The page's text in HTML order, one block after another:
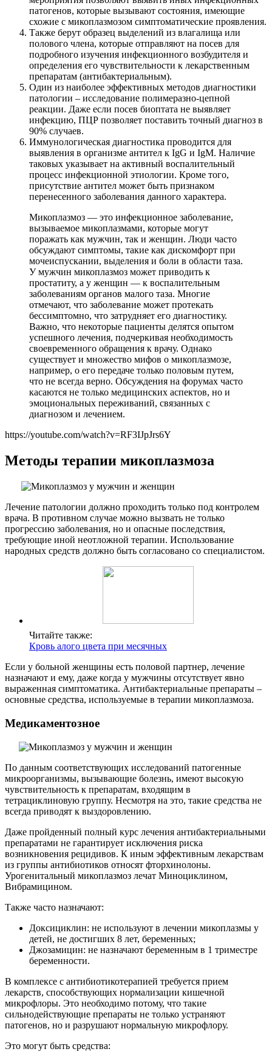
патогенов, которые вызывают состояния, имеющие
схожие с микоплазмозом симптоматические проявления.
Также берут образец выделений из влагалища или
полового члена, которые отправляют на посев для
подробного изучения инфекционного возбудителя и
определения его чувствительности к лекарственным
препаратам (антибактериальным).
Один из наиболее эффективных методов диагностики
патологии – исследование полимеразно-цепной
реакции. Даже если посев биоптата не выявляет
инфекцию, ПЦР позволяет поставить точный диагноз в
90% случаев.
Иммунологическая диагностика проводится для
выявления в организме антител к IgG и IgM. Наличие
таковых указывает на активный воспалительный
процесс инфекционной этиологии. Кроме того,
присутствие антител может быть признаком
перенесенного заболевания данного характера.
Микоплазмоз — это инфекционное заболевание,
вызываемое микоплазмами, которые могут
поражать как мужчин, так и женщин. Люди часто
обсуждают симптомы, такие как дискомфорт при
мочеиспускании, выделения и боли в области таза.
У мужчин микоплазмоз может приводить к
простатиту, а у женщин — к воспалительным
заболеваниям органов малого таза. Многие
отмечают, что заболевание может протекать
бессимптомно, что затрудняет его диагностику.
Важно, что некоторые пациенты делятся опытом
успешного лечения, подчеркивая необходимость
своевременного обращения к врачу. Однако
существует и множество мифов о микоплазмозе,
например, о его передаче только половым путем,
что не всегда верно. Обсуждения на форумах часто
касаются не только медицинских аспектов, но и
эмоциональных переживаний, связанных с
диагнозом и лечением.
https://youtube.com/watch?v=RF3IJpJrs6Y
Методы терапии микоплазмоза
Лечение патологии должно проходить только под контролем
врача. В противном случае можно вызвать не только
прогрессию заболевания, но и опасные последствия,
требующие иной неотложной терапии. Использование
народных средств должно быть согласовано со специалистом.
Читайте также:
Кровь алого цвета при месячных
Если у больной женщины есть половой партнер, лечение
назначают и ему, даже когда у мужчины отсутствует явно
выраженная симптоматика. Антибактериальные препараты –
основные средства, используемые в терапии микоплазмоза.
Медикаментозное
По данным соответствующих исследований патогенные
микроорганизмы, вызывающие болезнь, имеют высокую
чувствительность к препаратам, входящим в
тетрациклиновую группу. Несмотря на это, такие средства не
всегда приводят к выздоровлению.
Даже пройденный полный курс лечения антибактериальными
препаратами не гарантирует исключения риска
возникновения рецидивов. К иным эффективным лекарствам
из группы антибиотиков относят фторхинолоны.
Урогенитальный микоплазмоз лечат Миноциклином,
Вибрамицином.
Также часто назначают:
Доксициклин: не используют в лечении микоплазмы у
детей, не достигших 8 лет, беременных;
Джозамицин: не назначают беременным в 1 триместре
беременности.
В комплексе с антибиотикотерапией требуется прием
лекарств, способствующих нормализации кишечной
микрофлоры. Это необходимо потому, что такие
сильнодействующие препараты не только устраняют
патогенов, но и разрушают нормальную микрофлору.
Это могут быть средства: